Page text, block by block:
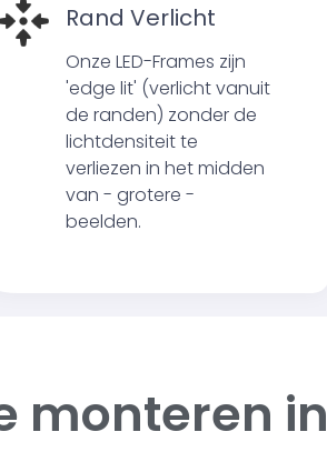
Rand Verlicht
Onze LED-Frames zijn
'edge lit' (verlicht vanuit
de randen) zonder de
lichtdensiteit te
verliezen in het midden
van - grotere -
beelden.
monteren in